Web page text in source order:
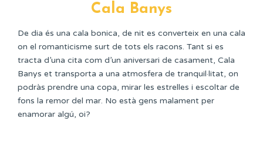
Cala Banys
De dia és una cala bonica, de nit es converteix en una cala
on el romanticisme surt de tots els racons. Tant si es
tracta d’una cita com d’un aniversari de casament, Cala
Banys et transporta a una atmosfera de tranquil·litat, on
podràs prendre una copa, mirar les estrelles i escoltar de
fons la remor del mar. No està gens malament per
enamorar algú, oi?